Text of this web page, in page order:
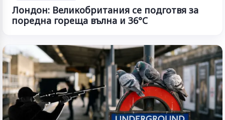
Лондон: Великобритания се подготвя за
поредна гореща вълна и 36°C